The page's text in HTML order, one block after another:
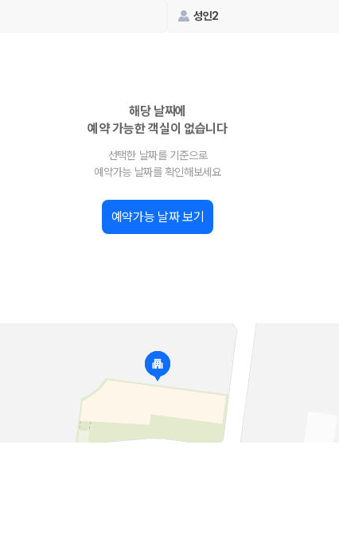
면책금, 보상 한도, 옵션 비용, 취소 수수료를 함께 확인해야 실제로
먼저 비교하는 차종입니다.
함께 확인해야 합니다.
는 제주 렌트카 가격뿐 아니라 일반자차, 완전자차, 슈퍼자차 조건
플랫폼입니다.
성인2
해당 날짜에
예약 가능한 객실이 없습니다
선택한 날짜를 기준으로
예약가능 날짜를 확인해보세요
예약가능 날짜 보기